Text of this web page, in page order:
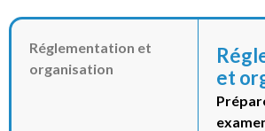
Réglementation et
organisation
et